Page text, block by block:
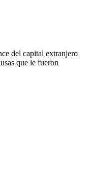
del capital extranjero
que le fueron